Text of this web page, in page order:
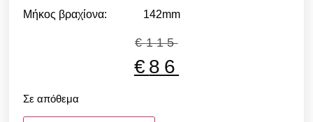
Μήκος βραχίονα: 142mm
€115
€ 86
Σε απόθεμα